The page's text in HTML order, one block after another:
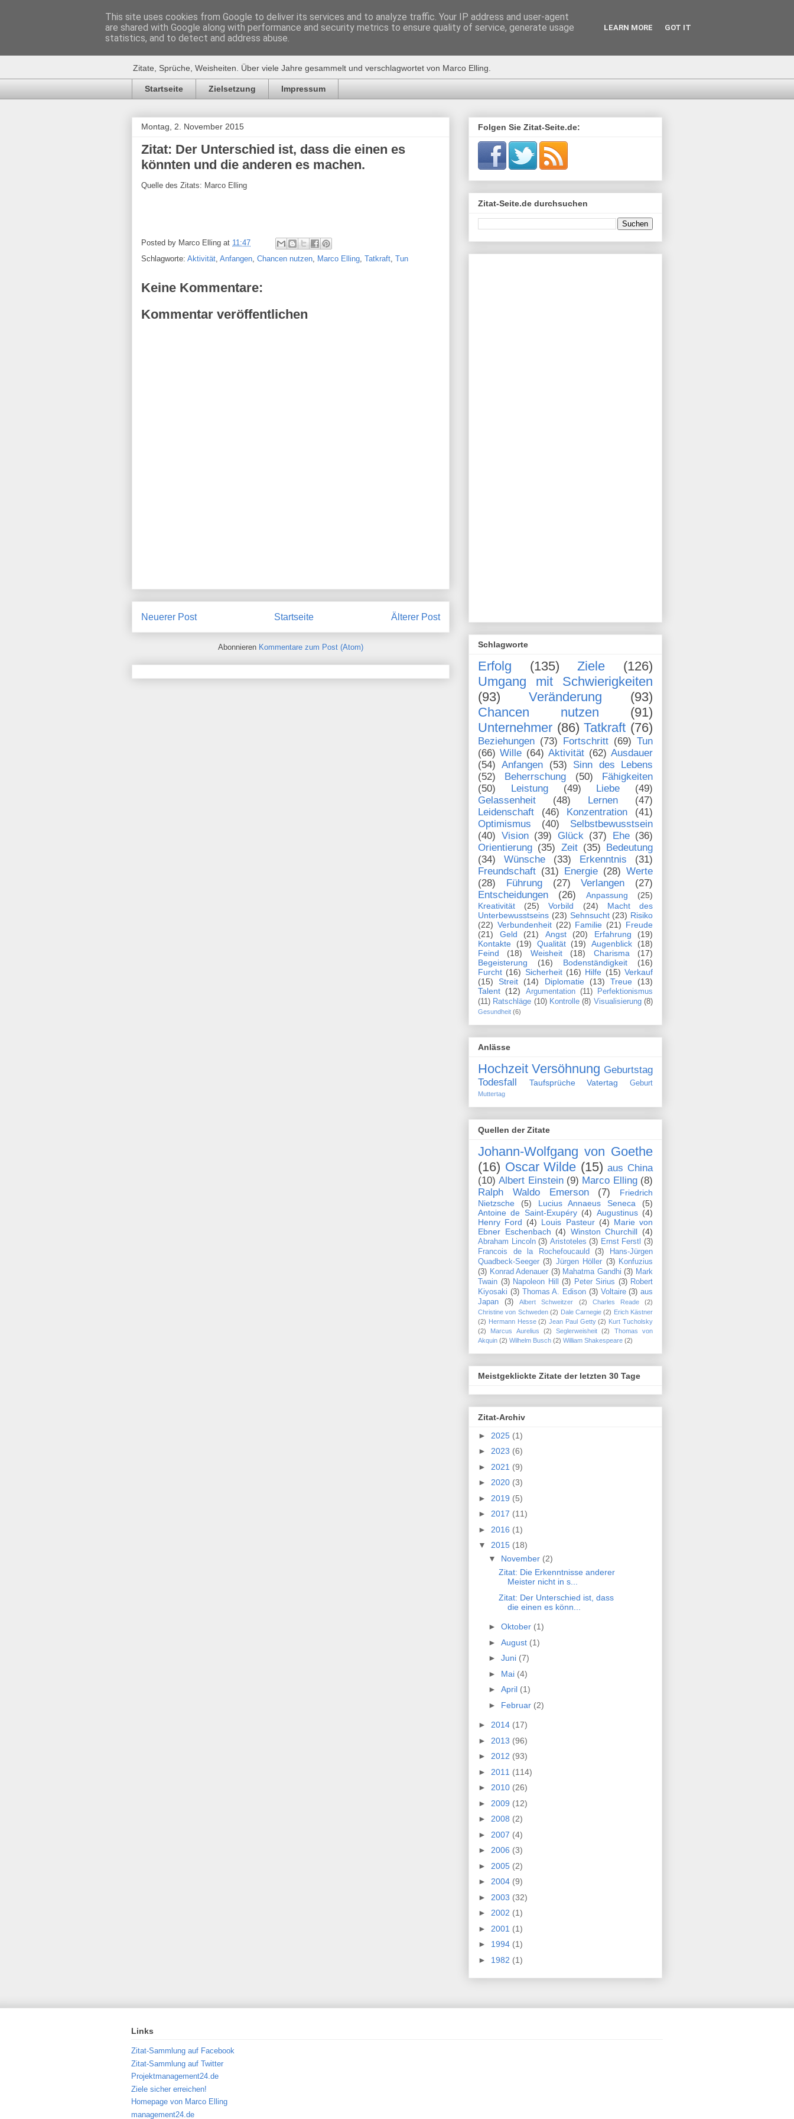
Zitat-Seite.de
Zitate, Sprüche, Weisheiten. Über viele Jahre gesammelt und verschlagwortet von Marco Elling.
Startseite Zielsetzung Impressum
Montag, 2. November 2015
Zitat: Der Unterschied ist, dass die einen es
könnten und die anderen es machen.
Quelle des Zitats: Marco Elling
Posted by Marco Elling at 11:47
Schlagworte: Aktivität Anfangen Chancen nutzen Marco Elling Tatkraft Tun
Keine Kommentare:
Kommentar veröffentlichen
Neuerer Post Älterer Post
Startseite
Abonnieren Kommentare zum Post (Atom)
Folgen Sie Zitat-Seite.de:
Zitat-Seite.de durchsuchen
Schlagworte
Erfolg (135) Ziele
(126)
Umgang mit Schwierigkeiten
(93)
Veränderung
(93)
Chancen nutzen
(91)
Unternehmer (86) Tatkraft (76)
Beziehungen (73) Fortschritt (69) Tun
(66) Wille (64) Aktivität (62) Ausdauer
(54)
Anfangen (53)
Sinn des Lebens
(52)
Beherrschung (50)
Fähigkeiten
(50)
Leistung (49) Liebe
(49)
Gelassenheit
(48) Lernen
(47)
Leidenschaft
(46) Konzentration
(41)
Optimismus
(40)
Selbstbewusstsein
(40) Vision (39) Glück (37) Ehe (36)
Orientierung (35) Zeit (35) Bedeutung
(34)
Wünsche (33) Erkenntnis
(31)
Freundschaft (31) Energie (28) Werte
(28)
Führung (27) Verlangen
(27)
Entscheidungen
(26) Anpassung
(25)
Kreativität
(25) Vorbild (24)
Macht des
Unterbewusstseins (23) Sehnsucht (23) Risiko
(22) Verbundenheit (22) Familie (21) Freude
(21)
Geld (21) Angst (20) Erfahrung
(19)
Kontakte
(19) Qualität (19) Augenblick
(18)
Feind
(18) Weisheit (18) Charisma
(17)
Begeisterung
(16) Bodenständigkeit
(16)
Furcht (16) Sicherheit (16) Hilfe (15) Verkauf
(15)
Streit (14) Diplomatie (13) Treue
(13)
Talent (12) Argumentation (11)
Perfektionismus
(11) Ratschläge (10) Kontrolle (8) Visualisierung (8)
Gesundheit (6)
Anlässe
Hochzeit Versöhnung Geburtstag
Todesfall
Taufsprüche Vatertag Geburt
Muttertag
Quellen der Zitate
Johann-Wolfgang von Goethe
(16) Oscar Wilde (15) aus China
(10) Albert Einstein (9) Marco Elling (8)
Ralph Waldo Emerson
(7)
Friedrich
Nietzsche
(5) Lucius Annaeus Seneca
(5)
Antoine de Saint-Exupéry (4) Augustinus (4)
Henry Ford (4) Louis Pasteur (4) Marie von
Ebner Eschenbach (4) Winston Churchill (4)
Abraham Lincoln (3) Aristoteles (3) Ernst Ferstl (3)
Francois de la Rochefoucauld
(3)
Hans-Jürgen
Quadbeck-Seeger (3) Jürgen Höller (3) Konfuzius
(3) Konrad Adenauer (3) Mahatma Gandhi (3) Mark
Twain (3) Napoleon Hill (3) Peter Sirius (3) Robert
Kiyosaki (3) Thomas A. Edison (3) Voltaire (3) aus
Japan
(3) Albert Schweitzer (2) Charles Reade
(2)
Christine von Schweden (2) Dale Carnegie (2) Erich Kästner
(2) Hermann Hesse (2) Jean Paul Getty (2) Kurt Tucholsky
(2)
Marcus Aurelius (2) Seglerweisheit (2)
Thomas von
Akquin (2) Wilhelm Busch (2) William Shakespeare (2)
Meistgeklickte Zitate der letzten 30 Tage
Zitat-Archiv
► 2025 (1)
► 2023 (6)
► 2021 (9)
► 2020 (3)
► 2019 (5)
► 2017 (11)
► 2016 (1)
▼ 2015 (18)
▼ November (2)
Zitat: Die Erkenntnisse anderer
Meister nicht in s...
Zitat: Der Unterschied ist, dass
die einen es könn...
► Oktober (1)
► August (1)
► Juni (7)
► Mai (4)
► April (1)
► Februar (2)
► 2014 (17)
► 2013 (96)
► 2012 (93)
► 2011 (114)
► 2010 (26)
► 2009 (12)
► 2008 (2)
► 2007 (4)
► 2006 (3)
► 2005 (2)
► 2004 (9)
► 2003 (32)
► 2002 (1)
► 2001 (1)
► 1994 (1)
► 1982 (1)
Links
Zitat-Sammlung auf Facebook
Zitat-Sammlung auf Twitter
Projektmanagement24.de
Ziele sicher erreichen!
Homepage von Marco Elling
management24.de
This site uses cookies from Google to deliver its services and to analyze traffic. Your IP address and user-agent
are shared with Google along with performance and security metrics to ensure quality of service, generate usage
statistics, and to detect and address abuse.
LEARN MORE GOT IT